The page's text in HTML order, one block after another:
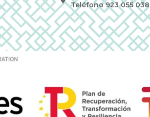
Teléfono 923 055 038